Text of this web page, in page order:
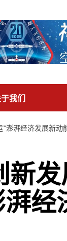
我们
”澎湃经济发展新动
经